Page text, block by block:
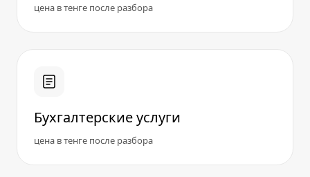
цена в тенге после разбора
Бухгалтерские услуги
цена в тенге после разбора